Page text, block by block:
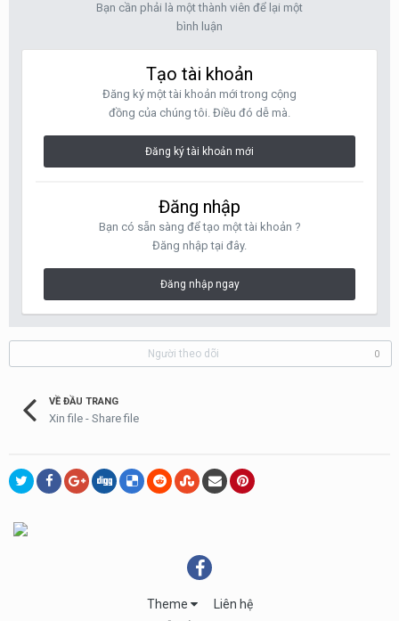
Bạn cần phải là một thành viên để lại một
bình luận
Tạo tài khoản
Đăng ký một tài khoản mới trong cộng
đồng của chúng tôi. Điều đó dễ mà.
Đăng ký tài khoản mới
Đăng nhập
Bạn có sẵn sàng để tạo một tài khoản ?
Đăng nhập tại đây.
Đăng nhập ngay
Người theo dõi 0
VỀ ĐẦU TRANG
Xin file - Share file
Theme Liên hệ